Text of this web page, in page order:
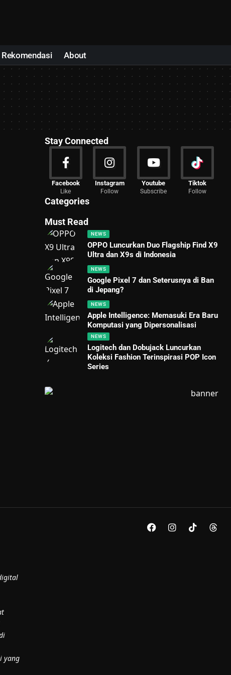
Rekomendasi About
Stay Connected
Facebook
Like
Instagram
Follow
Youtube
Subscribe
Tiktok
Follow
Categories
News
2027 Articles
Must Read
NEWS
OPPO Luncurkan Duo Flagship Find X9
Ultra dan X9s di Indonesia
NEWS
Google Pixel 7 dan Seterusnya di Ban
di Jepang?
NEWS
Apple Intelligence: Memasuki Era Baru
Komputasi yang Dipersonalisasi
NEWS
Logitech dan Dobujack Luncurkan
Koleksi Fashion Terinspirasi POP Icon
Series
yang